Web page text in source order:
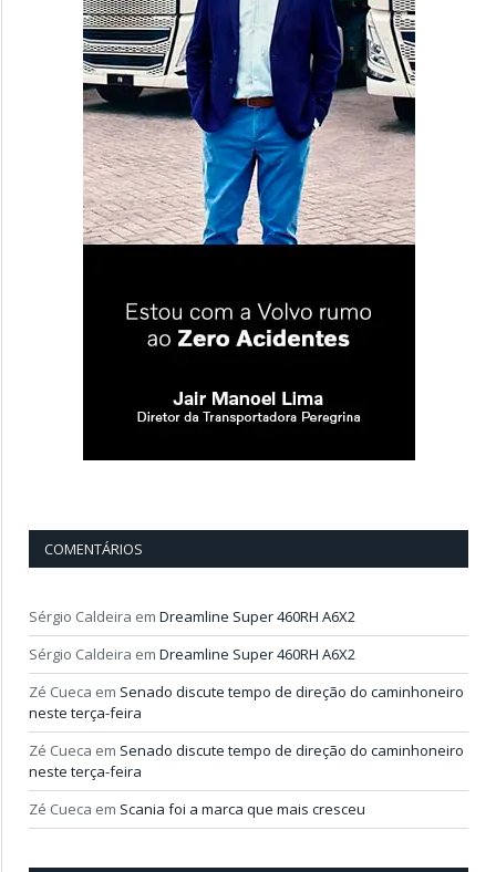
COMENTÁRIOS
Sérgio Caldeira em Dreamline Super 460RH A6X2
Sérgio Caldeira em Dreamline Super 460RH A6X2
Zé Cueca em Senado discute tempo de direção do caminhoneiro
neste terça-feira
Zé Cueca em Senado discute tempo de direção do caminhoneiro
neste terça-feira
Zé Cueca em Scania foi a marca que mais cresceu